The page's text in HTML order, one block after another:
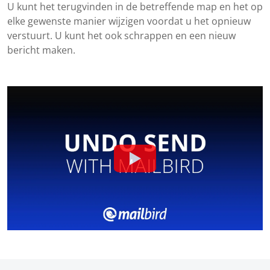
U kunt het terugvinden in de betreffende map en het op
elke gewenste manier wijzigen voordat u het opnieuw
verstuurt. U kunt het ook schrappen en een nieuw
bericht maken.